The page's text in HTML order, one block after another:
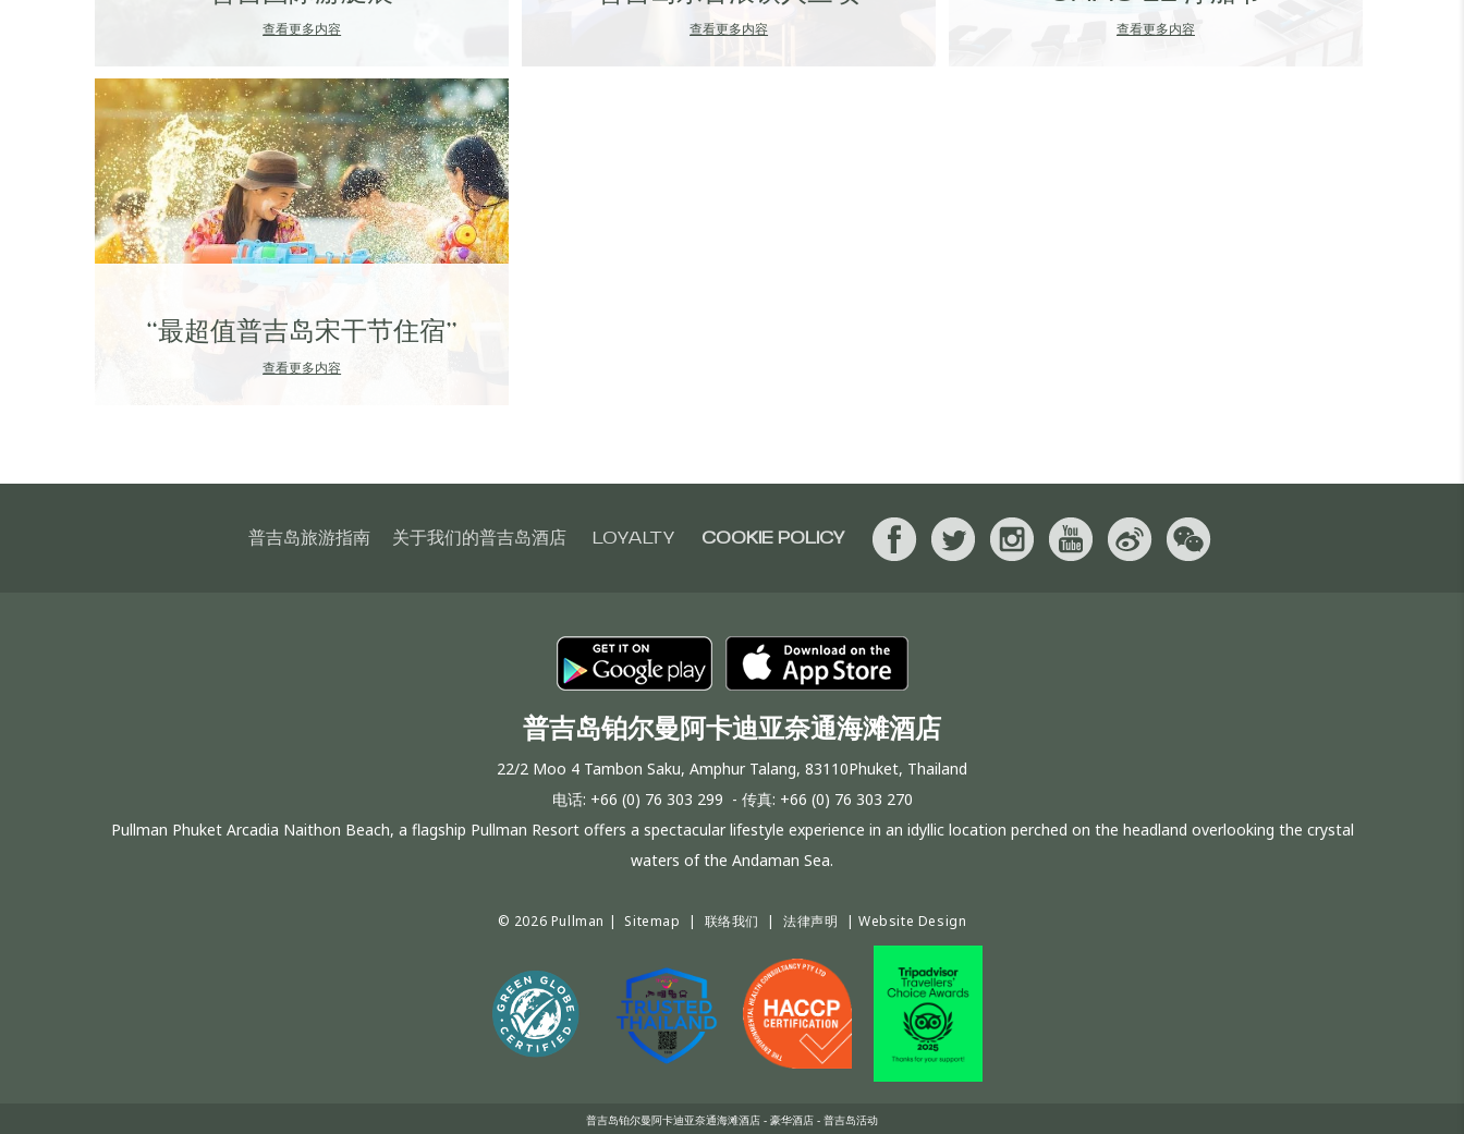
查看更多内容 查看更多内容 查看更多内容
“最超值普吉岛宋干节住宿”
查看更多内容
普吉岛旅游指南 关于我们的普吉岛酒店 LOYALTY COOKIE POLICY
普吉岛铂尔曼阿卡迪亚奈通海滩酒店
22/2 Moo 4 Tambon Saku, Amphur Talang, 83110Phuket, Thailand
电话: +66 (0) 76 303 299 - 传真: +66 (0) 76 303 270
Pullman Phuket Arcadia Naithon Beach, a flagship Pullman Resort offers a spectacular lifestyle experience in an idyllic location perched on the headland overlooking the crystal
waters of the Andaman Sea.
© 2026 Pullman | Sitemap | 联络我们 |法律声明 | Website Design
普吉岛铂尔曼阿卡迪亚奈通海滩酒店 - 豪华酒店 - 普吉岛活动